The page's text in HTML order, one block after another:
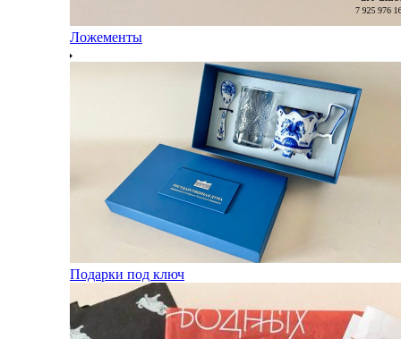
Ложементы
Подарки под ключ